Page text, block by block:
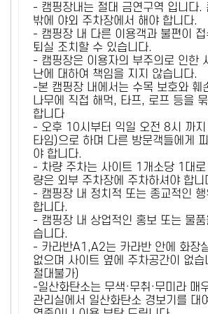
- 캠핑장내는 절대 금연구역 입니다.
밖에 야외 주차장에서 해야 합니다.
- 캠핑장 내 다른 이용객과 불편이 접
퇴실 조치할 수 있습니다.
- 캠핑장은 이용자의 부주의로 인한
난에 대하여 책임을 지지 않습니다.
-본 캠핑장 내에서는 수목 보호와 훼
나무에 직접 해먹, 타프, 로프 등을
합니다
- 오후 10시부터 익일 오전 8시 까지
타임)으로 하며 다른 방문객들에게
야 합니다.
- 차량 주차는 사이트 1개소당 1대
량은 외부 주차장에 주차하셔야 합니
- 캠핑장 내 정치적 또는 종교적인 행
합니다.
- 캠핑장 내 상업적인 홍보 또는 물
습니다.
- 카라반A1,A2는 카라반 안에 화장
없으며 사이트 옆에 주차공간이 없
절대불가)
-일산화탄소는 무색·무취·무미라 매
관리실에서 일산화탄소 경보기를 대